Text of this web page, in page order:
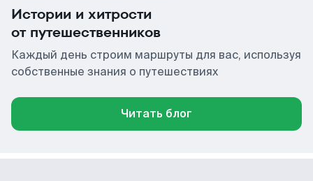
Истории и хитрости
от путешественников
Каждый день строим маршруты для вас, используя
собственные знания о путешествиях
Читать блог